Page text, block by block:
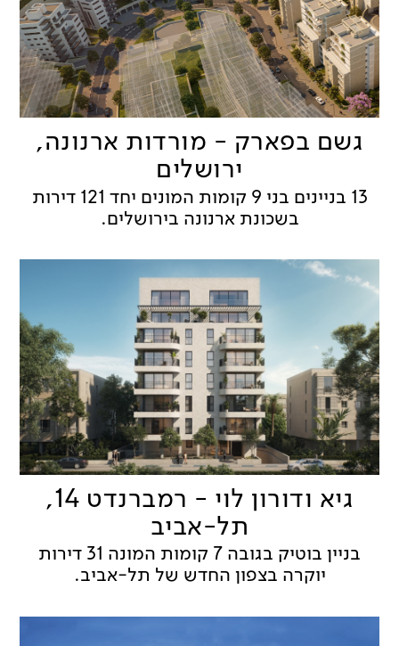
גשם בפארק - מורדות ארנונה,
ירושלים
13 בניינים בני 9 קומות המונים יחד 121 דירות
בשכונת ארנונה בירושלים.
גיא ודורון לוי - רמברנדט 14,
תל-אביב
בניין בוטיק בגובה 7 קומות המונה 31 דירות
יוקרה בצפון החדש של תל-אביב.